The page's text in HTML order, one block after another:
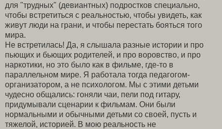
для "трудных" (девиантных) подростков специально,
чтобы встретиться с реальностью, чтобы увидеть, как
живут люди на грани, и чтобы перестать бояться того
мира.
Не встретилась! Да, я слышала разные истории и про
пьющих и бьющих родителей, и про воровство, и про
наркотики, но это было как в фильме, где-то в
параллельном мире. Я работала тогда педагогом-
организатором, а не психологом. Мы с этими детьми
чудесно общались: гоняли чаи, пели под гитару,
придумывали сценарии к фильмам. Они были
нормальными и обычными детьми со своей, пусть и
тяжелой, историей. В мою реальность не